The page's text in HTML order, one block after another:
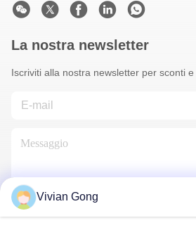
La nostra newsletter
Iscriviti alla nostra newsletter per sconti e
Vivian Gong